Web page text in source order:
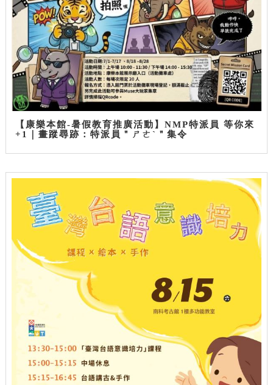
【康樂本館-暑假教育推廣活動】NMP特派員 等你來
+1｜畫蹤尋跡：特派員＂ㄕㄜˋ＂集令